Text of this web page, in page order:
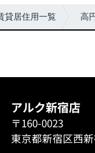
貸居住用一覧 高
アルク新宿店
〒160-0023
東京都新宿区西